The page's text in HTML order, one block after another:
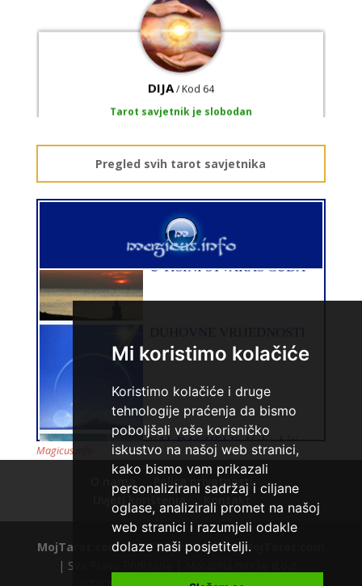
Mi koristimo kolačiće
Koristimo kolačiće i druge
tehnologije praćenja da bismo
poboljšali vaše korisničko
iskustvo na našoj web stranici,
kako bismo vam prikazali
personalizirani sadržaj i ciljane
oglase, analizirali promet na našoj
web stranici i razumjeli odakle
dolaze naši posjetitelji.
DIJA/ Kod 64
Tarot savjetnik je slobodan
vedska astrologija (jyotish), reiki, tarot, oracle
Broj tel: 064/600-600
tel:0,93€ - mob:1,12€ min
TEHNIKE:kristalna kugla, tarot, vidovitost, visak
Broj tel: 064/600-600
tel:0,93€ - mob:1,12€ min
AZRA/ Kod 02
Pregled svih tarot savjetnika
Magicus.info
Polica privatnosti
Uvjeti korištenja
Kontakt
MojTarot.com© 2012. | Powered byMojTarot.com
| Sva Prava Pridržana | Maratela mreže d.o.o.,